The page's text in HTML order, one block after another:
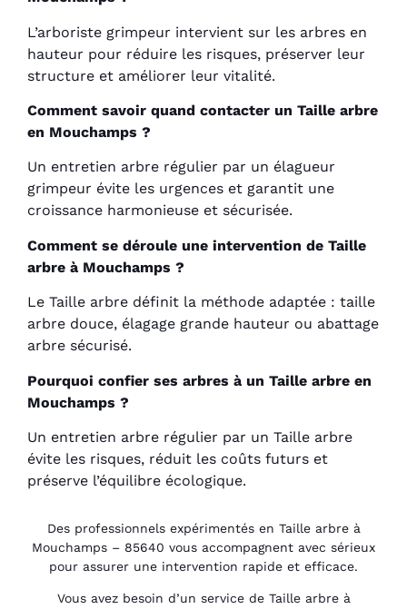
L’arboriste grimpeur intervient sur les arbres en
hauteur pour réduire les risques, préserver leur
structure et améliorer leur vitalité.
Comment savoir quand contacter un Taille arbre
en Mouchamps ?
Un entretien arbre régulier par un élagueur
grimpeur évite les urgences et garantit une
croissance harmonieuse et sécurisée.
Comment se déroule une intervention de Taille
arbre à Mouchamps ?
Le Taille arbre définit la méthode adaptée : taille
arbre douce, élagage grande hauteur ou abattage
arbre sécurisé.
Pourquoi confier ses arbres à un Taille arbre en
Mouchamps ?
Un entretien arbre régulier par un Taille arbre
évite les risques, réduit les coûts futurs et
préserve l’équilibre écologique.
Des professionnels expérimentés en Taille arbre à
Mouchamps – 85640 vous accompagnent avec sérieux
pour assurer une intervention rapide et efficace.
Vous avez besoin d’un service de Taille arbre à